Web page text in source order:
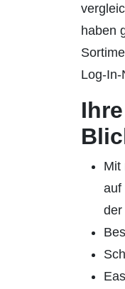
haben
Log-In-
Mit
auf
der